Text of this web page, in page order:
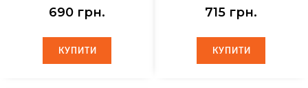
690 грн.
КУПИТИ
КУПИТИ
715 грн.
КУПИТИ
КУПИТИ